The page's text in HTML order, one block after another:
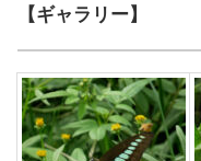
【ギャラリー】